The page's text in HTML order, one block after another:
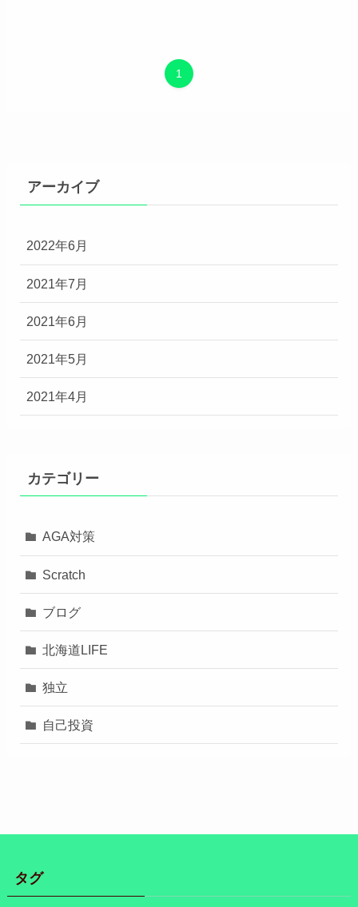
1
アーカイブ
2022年6月
2021年7月
2021年6月
2021年5月
2021年4月
カテゴリー
AGA対策
Scratch
ブログ
北海道LIFE
独立
自己投資
タグ